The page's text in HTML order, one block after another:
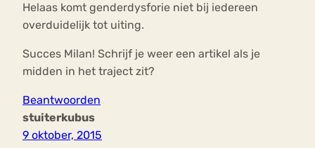
Helaas komt genderdysforie niet bij iedereen
overduidelijk tot uiting.
Succes Milan! Schrijf je weer een artikel als je
midden in het traject zit?
Beantwoorden
stuiterkubus
9 oktober, 2015